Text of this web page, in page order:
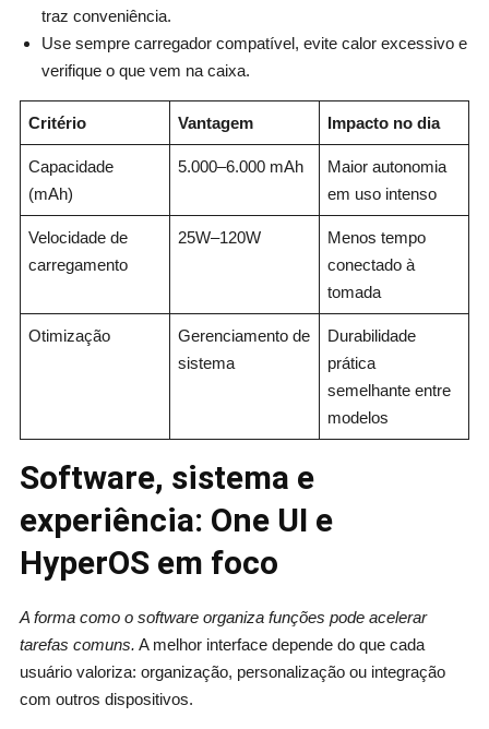
traz conveniência.
Use sempre carregador compatível, evite calor excessivo e
verifique o que vem na caixa.
Critério Vantagem Impacto no dia
Capacidade
(mAh)
5.000–6.000 mAh
Maior autonomia
em uso intenso
Velocidade de
carregamento
25W–120W
Menos tempo
conectado à
tomada
Otimização
Gerenciamento de
sistema
Durabilidade
prática
semelhante entre
modelos
Software, sistema e
experiência: One UI e
HyperOS em foco
A forma como o software organiza funções pode acelerar
tarefas comuns. A melhor interface depende do que cada
usuário valoriza: organização, personalização ou integração
com outros dispositivos.